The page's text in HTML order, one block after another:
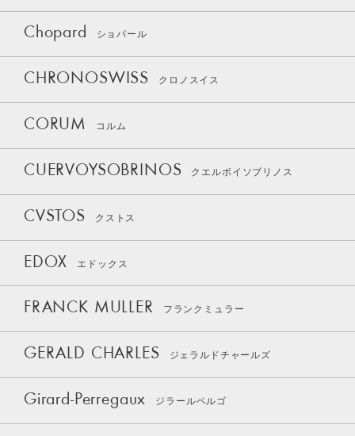
Chopard ショパール
CHRONOSWISS クロノスイス
CORUM コルム
CUERVOYSOBRINOS クエルボイソブリノス
CVSTOS クストス
EDOX エドックス
FRANCK MULLER フランクミュラー
GERALD CHARLES ジェラルドチャールズ
Girard-Perregaux ジラールペルゴ